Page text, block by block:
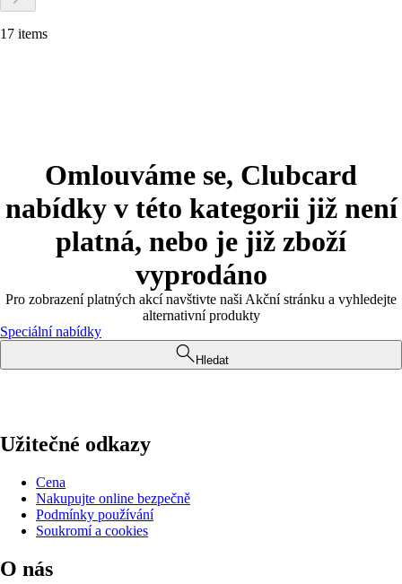
17 items
Omlouváme se, Clubcard
nabídky v této kategorii již není
platná, nebo je již zboží
vyprodáno
Pro zobrazení platných akcí navštivte naši Akční stránku a vyhledejte
alternativní produkty
Speciální nabídky
Hledat
Užitečné odkazy
Cena
Nakupujte online bezpečně
Podmínky používání
Soukromí a cookies
O nás